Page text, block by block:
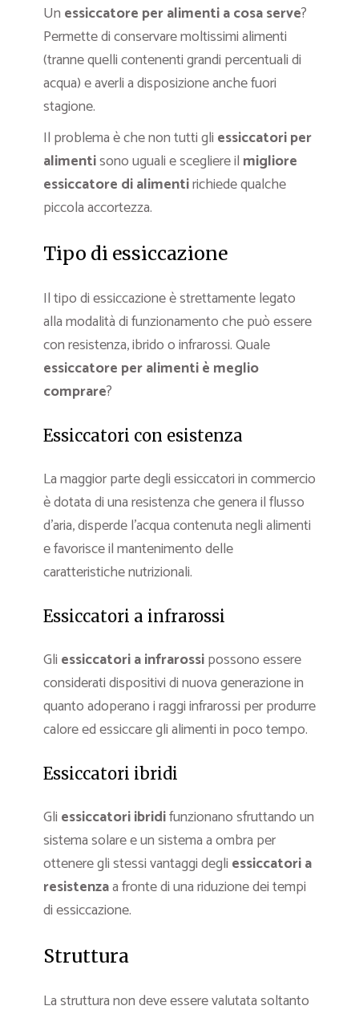
Un essiccatore per alimenti a cosa serve?
Permette di conservare moltissimi alimenti
(tranne quelli contenenti grandi percentuali di
acqua) e averli a disposizione anche fuori
stagione.
Il problema è che non tutti gli essiccatori per
alimentisono uguali e scegliere il migliore
essiccatore di alimentirichiede qualche
piccola accortezza.
Tipo di essiccazione
Il tipo di essiccazione è strettamente legato
alla modalità di funzionamento che può essere
con resistenza, ibrido o infrarossi. Quale
essiccatore per alimenti è meglio
comprare?
Essiccatori con esistenza
La maggior parte degli essiccatori in commercio
è dotata di una resistenza che genera il flusso
d’aria, disperde l’acqua contenuta negli alimenti
e favorisce il mantenimento delle
caratteristiche nutrizionali.
Essiccatori a infrarossi
Gli essiccatori a infrarossipossono essere
considerati dispositivi di nuova generazione in
quanto adoperano i raggi infrarossi per produrre
calore ed essiccare gli alimenti in poco tempo.
Essiccatori ibridi
Gli essiccatori ibridifunzionano sfruttando un
sistema solare e un sistema a ombra per
ottenere gli stessi vantaggi degli essiccatori a
resistenzaa fronte di una riduzione dei tempi
di essiccazione.
Struttura
La struttura non deve essere valutata soltanto